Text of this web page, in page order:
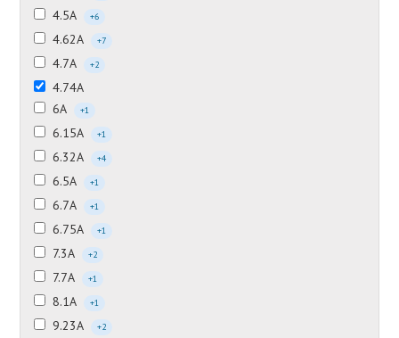
4.5А +6
4.62А +7
4.7А +2
4.74А
6А
+1
6.15А +1
6.32А +4
6.5А +1
6.7А +1
6.75А +1
7.3А +2
7.7А +1
8.1А +1
9.23А +2